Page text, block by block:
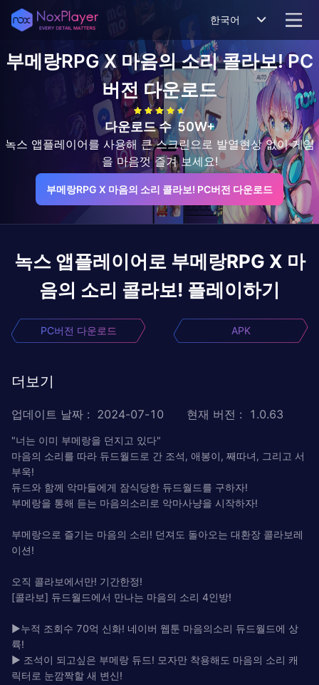
한국어
부메랑RPG X 마음의 소리 콜라보!PC
버전 다운로드
다운로드 수 50W+
녹스 앱플레이어를 사용해 큰 스크린으로 발열현상 없이 게임
을 마음껏 즐겨 보세요!
부메랑RPG X 마음의 소리 콜라보! PC버전 다운로드
녹스 앱플레이어로 부메랑RPG X 마
음의 소리 콜라보! 플레이하기
PC버전 다운로드 APK
더보기
업데이트 날짜 : 2024-07-10 현재 버전 : 1.0.63
"너는 이미 부메랑을 던지고 있다"
마음의 소리를 따라 듀드월드로 간 조석, 애봉이, 째따녀, 그리고 서
부욱!
듀드와 함께 악마들에게 잠식당한 듀드월드를 구하자!
부메랑을 통해 듣는 마음의소리로 악마사냥을 시작하자!
부메랑으로 즐기는 마음의 소리! 던져도 돌아오는 대환장 콜라보레
이션!
오직 콜라보에서만! 기간한정!
[콜라보] 듀드월드에서 만나는 마음의 소리 4인방!
▶누적 조회수 70억 신화! 네이버 웹툰 마음의소리 듀드월드에 상
륙!
▶ 조석이 되고싶은 부메랑 듀드! 모자만 착용해도 마음의 소리 캐
릭터로 눈깜짝할 새 변신!